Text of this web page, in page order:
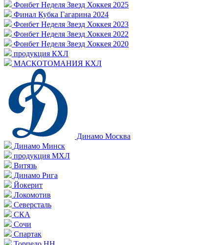
Фонбет Неделя Звезд Хоккея 2025
Финал Кубка Гагарина 2024
Фонбет Неделя Звезд Хоккея 2023
Фонбет Неделя Звезд Хоккея 2022
Фонбет Неделя Звезд Хоккея 2020
продукция КХЛ
МАСКОТОМАНИЯ КХЛ
Динамо Москва
Динамо Минск
продукция МХЛ
Витязь
Динамо Рига
Йокерит
Локомотив
Северсталь
СКА
Сочи
Спартак